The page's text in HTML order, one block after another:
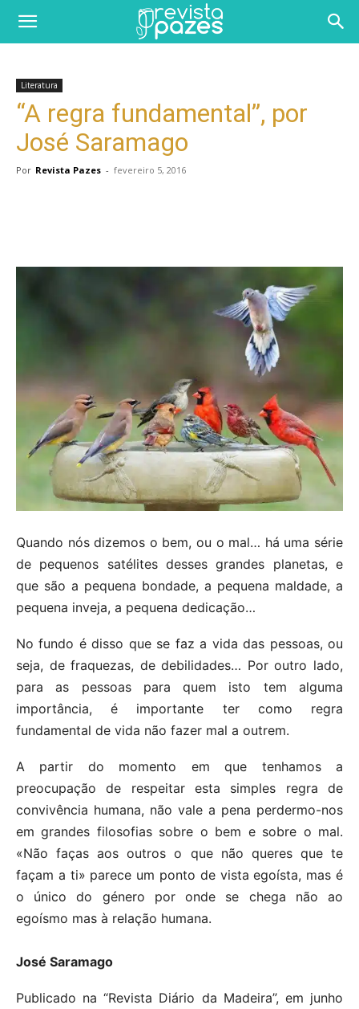
Literatura
“A regra fundamental”, por
José Saramago
Por Revista Pazes - fevereiro 5, 2016
Quando nós dizemos o bem, ou o mal… há uma série
de pequenos satélites desses grandes planetas, e
que são a pequena bondade, a pequena maldade, a
pequena inveja, a pequena dedicação…
No fundo é disso que se faz a vida das pessoas, ou
seja, de fraquezas, de debilidades… Por outro lado,
para as pessoas para quem isto tem alguma
importância, é importante ter como regra
fundamental de vida não fazer mal a outrem.
A partir do momento em que tenhamos a
preocupação de respeitar esta simples regra de
convivência humana, não vale a pena perdermo-nos
em grandes filosofias sobre o bem e sobre o mal.
«Não faças aos outros o que não queres que te
façam a ti» parece um ponto de vista egoísta, mas é
o único do género por onde se chega não ao
egoísmo mas à relação humana.
José Saramago
Publicado na “Revista Diário da Madeira”, em junho